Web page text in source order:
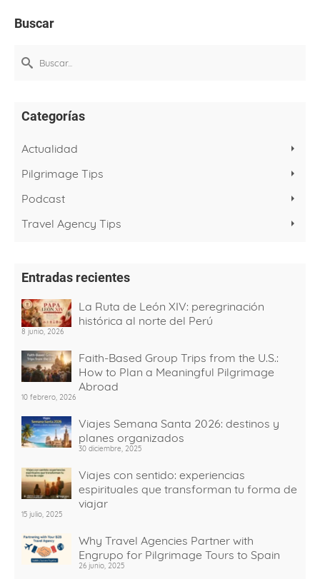
Buscar
por:
Categorías
Actualidad
Pilgrimage Tips
Podcast
Travel Agency Tips
Entradas recientes
La Ruta de León XIV: peregrinación
histórica al norte del Perú
8 junio, 2026
Faith-Based Group Trips from the U.S.:
How to Plan a Meaningful Pilgrimage
Abroad
10 febrero, 2026
Viajes Semana Santa 2026: destinos y
planes organizados
30 diciembre, 2025
Viajes con sentido: experiencias
espirituales que transforman tu forma de
viajar
15 julio, 2025
Why Travel Agencies Partner with
Engrupo for Pilgrimage Tours to Spain
26 junio, 2025